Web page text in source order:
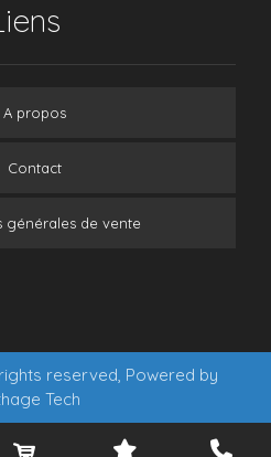
A propos
Contact
générales de vente
reserved, Powered by
Tech